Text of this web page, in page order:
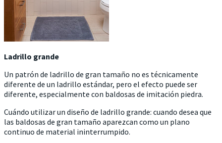
Ladrillo grande
Un patrón de ladrillo de gran tamaño no es técnicamente
diferente de un ladrillo estándar, pero el efecto puede ser
diferente, especialmente con baldosas de imitación piedra.
Cuándo utilizar un diseño de ladrillo grande: cuando desea que
las baldosas de gran tamaño aparezcan como un plano
continuo de material ininterrumpido.